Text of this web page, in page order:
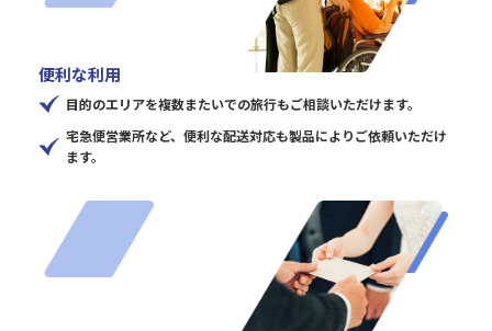
便利な利用
目的のエリアを複数またいでの旅行もご相談いただけます。
宅急便営業所など、便利な配送対応も製品によりご依頼いただけ
ます。